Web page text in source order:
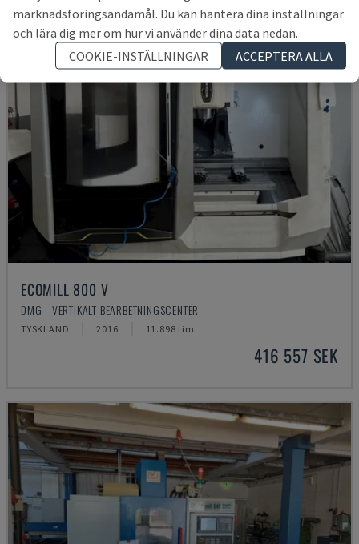
ECOMILL 800 V
DMG - VERTIKALT BEARBETNINGSCENTER
TYSKLAND 2016 11.898 tim.
416 557 SEK
marknadsföringsändamål. Du kan hantera dina inställningar
och lära dig mer om hur vi använder dina data nedan.
COOKIE-INSTÄLLNINGAR
ACCEPTERA ALLA